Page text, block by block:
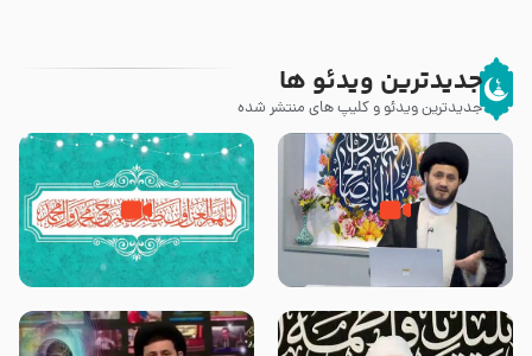
جدیدترین ویدئو ها
جدیدترین ویدئو و کلیپ های منتشر شده
دو خورجین اسرائیلیاتی که پسر
عمرو عاص به رسول خدا نسبت داد
سؤالی از برادران اهل تسنن – چرا
پیامبر صلی الله علیه و آله ماموریت
مشرکین را لغو فرمودند ؟